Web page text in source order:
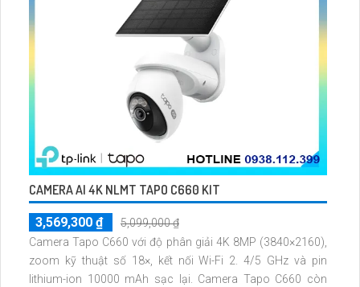
CAMERA AI 4K NLMT TAPO C660 KIT
3,569,300 ₫
5,099,000 ₫
Camera Tapo C660 với độ phân giải 4K 8MP (3840×2160),
zoom kỹ thuật số 18×, kết nối Wi-Fi 2. 4/5 GHz và pin
lithium-ion 10000 mAh sạc lại. Camera Tapo C660 còn